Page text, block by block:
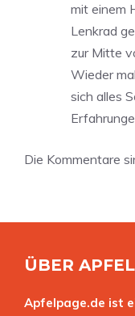
mit einem
Lenkrad
zur Mitte
Wieder
sich alles
Die Kommentare
ÜBER
Apfelpage.de ist